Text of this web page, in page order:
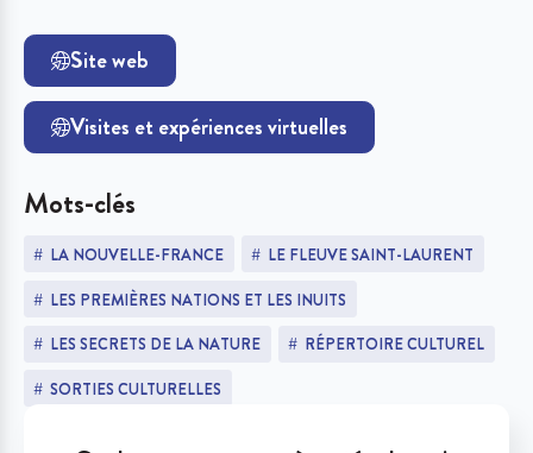
Site web
Visites et expériences virtuelles
Mots-clés
LA NOUVELLE-FRANCE
LE FLEUVE SAINT-LAURENT
LES PREMIÈRES NATIONS ET LES INUITS
LES SECRETS DE LA NATURE
RÉPERTOIRE CULTUREL
SORTIES CULTURELLES